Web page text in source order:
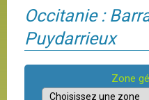
Occitanie :
Puydarrieux
Zone